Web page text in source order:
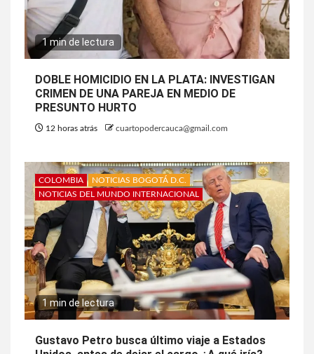
1 min de lectura
DOBLE HOMICIDIO EN LA PLATA: INVESTIGAN
CRIMEN DE UNA PAREJA EN MEDIO DE
PRESUNTO HURTO
12 horas atrás cuartopodercauca@gmail.com
COLOMBIA
NOTICIAS BOGOTÁ D.C.
NOTICIAS DEL MUNDO INTERNACIONAL
1 min de lectura
Gustavo Petro busca último viaje a Estados